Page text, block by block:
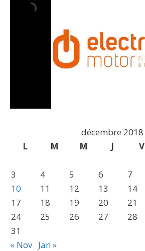
décembre 2018
L
M M J V
3
4 5 6 7
10
11 12 13 14
17
18 19 20 21
24
25 26 27 28
31
« Nov Jan »